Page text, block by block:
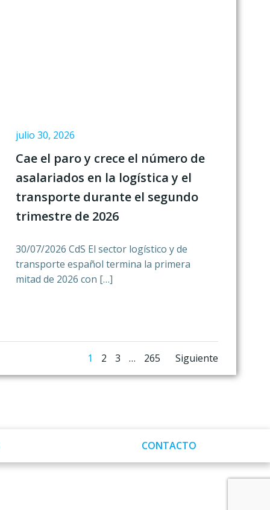
julio 30, 2026
Cae el paro y crece el número de
asalariados en la logística y el
transporte durante el segundo
trimestre de 2026
30/07/2026 CdS El sector logístico y de
transporte español termina la primera
mitad de 2026 con […]
Navegación
entradas
Página
1 Página
2 Página
3 … Página
265 Siguiente
CONTACTO